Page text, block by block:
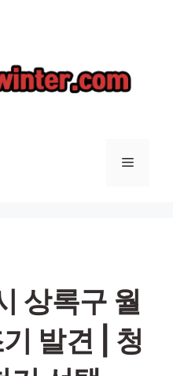
메
상록구 월
발견 | 청